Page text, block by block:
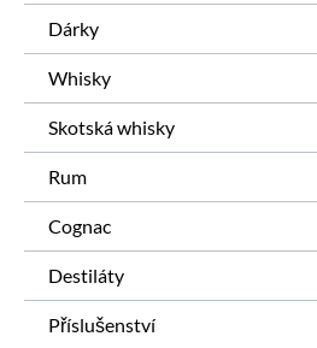
Dárky
Whisky
Skotská whisky
Rum
Cognac
Destiláty
Příslušenství